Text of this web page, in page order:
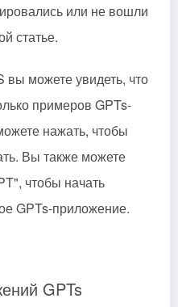
или не вошли
статье.
вы можете увидеть, что
примеров GPTs-
нажать, чтобы
Вы также можете
чтобы начать
GPTs-приложение.
GPTs